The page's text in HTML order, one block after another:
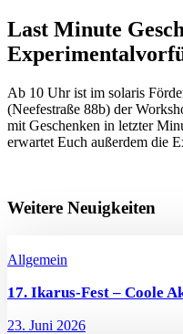
Last Minute
Ab 10 Uhr ist im solaris
(Neefestraße 88b) der
mit Geschenken in letzter
erwartet Euch außerdem die
Weitere Neuigkeiten
Allgemein
17. Ikarus-Fest – Coole
23. Juni 2026